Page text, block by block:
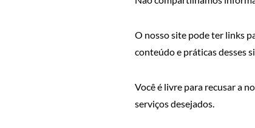
O nosso site pode ter links
conteúdo e práticas desses
Você é livre para recusar a
serviços desejados.